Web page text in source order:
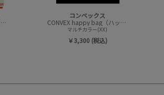
ボーダーテンジク エプロンツキ L/S TEE(8分袖)
コンベックス
CONVEX happy bag（ハッピーバック）
マルチカラー(XX)
￥3,300 (税込)